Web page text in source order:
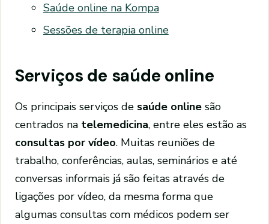
Saúde online na Kompa
Sessões de terapia online
Serviços de saúde online
Os principais serviços de saúde online são
centrados na telemedicina, entre eles estão as
consultas por vídeo. Muitas reuniões de
trabalho, conferências, aulas, seminários e até
conversas informais já são feitas através de
ligações por vídeo, da mesma forma que
algumas consultas com médicos podem ser